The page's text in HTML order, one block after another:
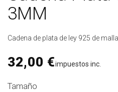
3MM
Cadena de plata de ley 925 de
32,00 €impuestos inc.
Tamaño